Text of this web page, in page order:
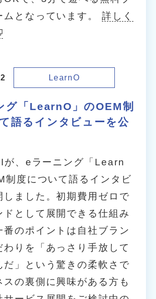
ムとなっています。 詳しく
LearnO
グ「LearnO」のOEM制
語るインタビューを公
が、eラーニング「Learn
制度について語るインタビ
しました。初期費用ゼロで
ドとして展開できる仕組み
番のポイントは自社ブラン
わりを「あっさり手放して
だ」という驚きの柔軟さで
スの裏側に興味がある方も